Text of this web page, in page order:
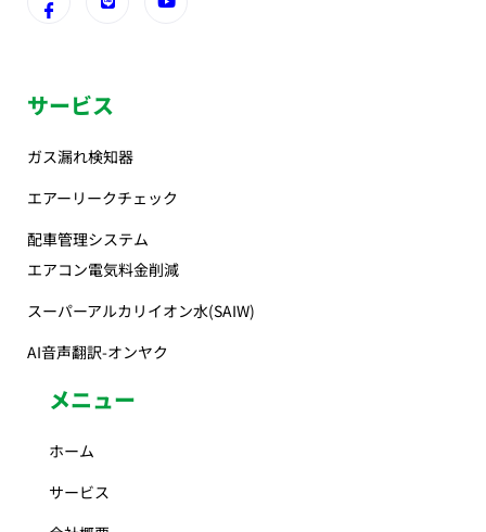
サービス
ガス漏れ検知器
エアーリークチェック
配車管理システム
エアコン電気料金削減
スーパーアルカリイオン水(SAIW)
AI音声翻訳-オンヤク
メニュー
ホーム
サービス